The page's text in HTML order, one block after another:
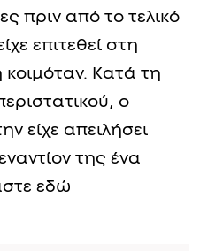
πριν από το τελικό
επιτεθεί στη
κοιμόταν. Κατά τη
ο
είχε απειλήσει
της ένα
εδώ